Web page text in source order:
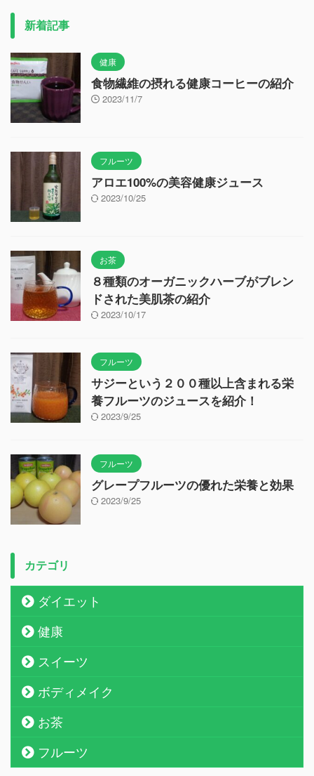
新着記事
健康
食物繊維の摂れる健康コーヒーの紹介
2023/11/7
フルーツ
アロエ100%の美容健康ジュース
2023/10/25
お茶
８種類のオーガニックハーブがブレン
ドされた美肌茶の紹介
2023/10/17
フルーツ
サジーという２００種以上含まれる栄
養フルーツのジュースを紹介！
2023/9/25
フルーツ
グレープフルーツの優れた栄養と効果
2023/9/25
カテゴリ
ダイエット
健康
スイーツ
ボディメイク
お茶
フルーツ